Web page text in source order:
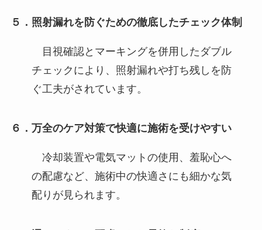
５．照射漏れを防ぐための徹底したチェック体制
目視確認とマーキングを併用したダブル
チェックにより、照射漏れや打ち残しを防
ぐ工夫がされています。
６．万全のケア対策で快適に施術を受けやすい
冷却装置や電気マットの使用、羞恥心へ
の配慮など、施術中の快適さにも細かな気
配りが見られます。